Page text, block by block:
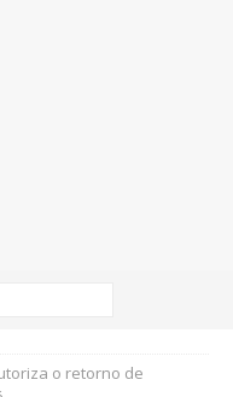
o retorno de